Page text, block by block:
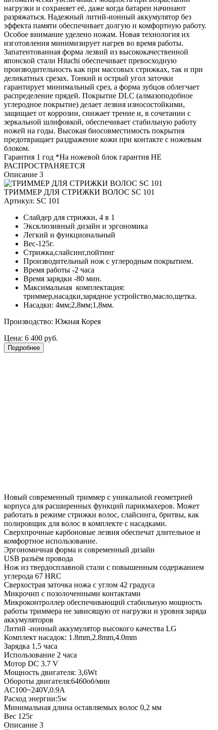
нагрузки и сохраняет её, даже когда батареи начинают
разряжаться. Надежный литий-ионный аккумулятор без
эффекта памяти обеспечивает долгую и комфортную работу.
Особое внимание уделено ножам. Новая технология их
изготовления минимизирует нагрев во время работы.
Запатентованная форма лезвий из высококачественной
японской стали Hitachi обеспечивает превосходную
производительность как при массовых стрижках, так и при
деликатных срезах. Тонкий и острый угол заточки
гарантирует минимальный срез, а форма зубцов облегчает
распределение прядей. Покрытие DLC (алмазоподобное
углеродное покрытие) делает лезвия износостойкими,
защищает от коррозии, снижает трение и, в сочетании с
зеркальной шлифовкой, обеспечивает стабильную работу
ножей на годы. Высокая биосовместимость покрытия
предотвращает раздражение кожи при контакте с ножевым
блоком.
Гарантия 1 год *На ножевой блок гарантия НЕ
РАСПРОСТРАНЯЕТСЯ
Описание 3
ТРИММЕР ДЛЯ СТРИЖКИ ВОЛОС SC 101
Артикул: SC 101
Слайдер для стрижки, 4 в 1
Эксклюзивный дизайн и эргономика
Легкий и функциональный
Вес-125г.
Стрижка,слайсинг,пойтинг
Производительный нож с углеродным покрытием.
Время работы -2 часа
Время зарядки -80 мин.
Максимальная комплектация:
триммер,насадки,зарядное устройство,масло,щетка.
Насадки: 4мм;2,8мм;1,8мм.
Производство: Южная Корея
Цена: 6 400 руб.
Подробнее
Новый современный триммер с уникальной геометрией
корпуса для расширенных функций парикмахеров. Может
работать в режиме стрижки волос, слайсинга, бритвы, как
полировщик для волос в комплекте с насадками.
Сверхпрочные карбоновые лезвия обеспечат длительное и
комфортное использование.
Эргономичная форма и современный дизайн
USB разъём провода
Нож из твердосплавной стали с повышенным содержанием
углерода 67 HRC
Сверхострая заточка ножа с углом 42 градуса
Микрочип с позолоченными контактами
Микроконтроллер обеспечивающий стабильную мощность
работы триммера не зависящую от нагрузки и уровня заряда
аккумуляторов
Литий -ионный аккумулятор высокого качества LG
Комплект насадок: 1.8mm,2.8mm,4.0mm
Зарядка 1,5 часа
Использование 2 часа
Мотор DC 3.7 V
Мощность двигателя: 3,6Wt
Обороты двигателя:6460об/мин
AC100~240V,0.9A
Расход энергии:5w
Минимальная длина оставляемых волос 0,2 мм
Вес 125г
Описание 3